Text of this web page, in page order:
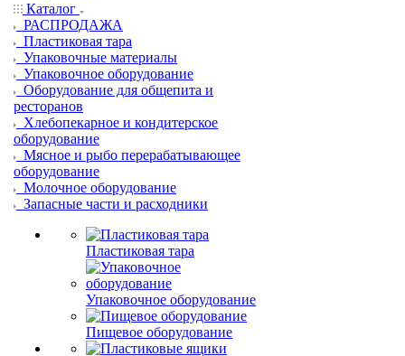
Каталог
РАСПРОДАЖА
Пластиковая тара
Упаковочные материалы
Упаковочное оборудование
Оборудование для общепита и
ресторанов
Хлебопекарное и кондитерское
оборудование
Мясное и рыбо перерабатывающее
оборудование
Молочное оборудование
Запасные части и расходники
Пластиковая тара
Упаковочное оборудование
Пищевое оборудование